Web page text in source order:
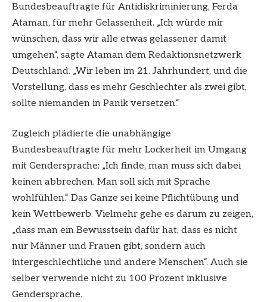
Bundesbeauftragte für Antidiskriminierung, Ferda
Ataman, für mehr Gelassenheit. „Ich würde mir
wünschen, dass wir alle etwas gelassener damit
umgehen“, sagte Ataman dem Redaktionsnetzwerk
Deutschland. „Wir leben im 21. Jahrhundert, und die
Vorstellung, dass es mehr Geschlechter als zwei gibt,
sollte niemanden in Panik versetzen.“
Zugleich plädierte die unabhängige
Bundesbeauftragte für mehr Lockerheit im Umgang
mit Gendersprache: „Ich finde, man muss sich dabei
keinen abbrechen. Man soll sich mit Sprache
wohlfühlen.“ Das Ganze sei keine Pflichtübung und
kein Wettbewerb. Vielmehr gehe es darum zu zeigen,
„dass man ein Bewusstsein dafür hat, dass es nicht
nur Männer und Frauen gibt, sondern auch
intergeschlechtliche und andere Menschen“. Auch sie
selber verwende nicht zu 100 Prozent inklusive
Gendersprache.